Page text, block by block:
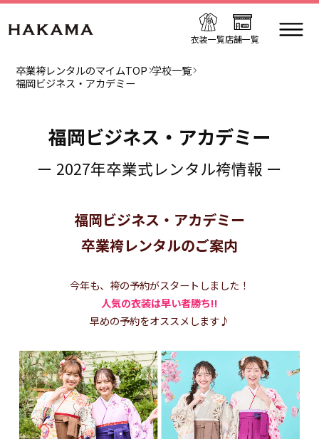
衣装一覧店舗一覧
卒業袴レンタルのマイムTOP 学校一覧
福岡ビジネス・アカデミー
福岡ビジネス・アカデミー
ー 2027年卒業式レンタル袴情報 ー
福岡ビジネス・アカデミー
卒業袴レンタルのご案内
今年も、袴の予約がスタートしました！
人気の衣装は早い者勝ち!!
早めの予約をオススメします♪